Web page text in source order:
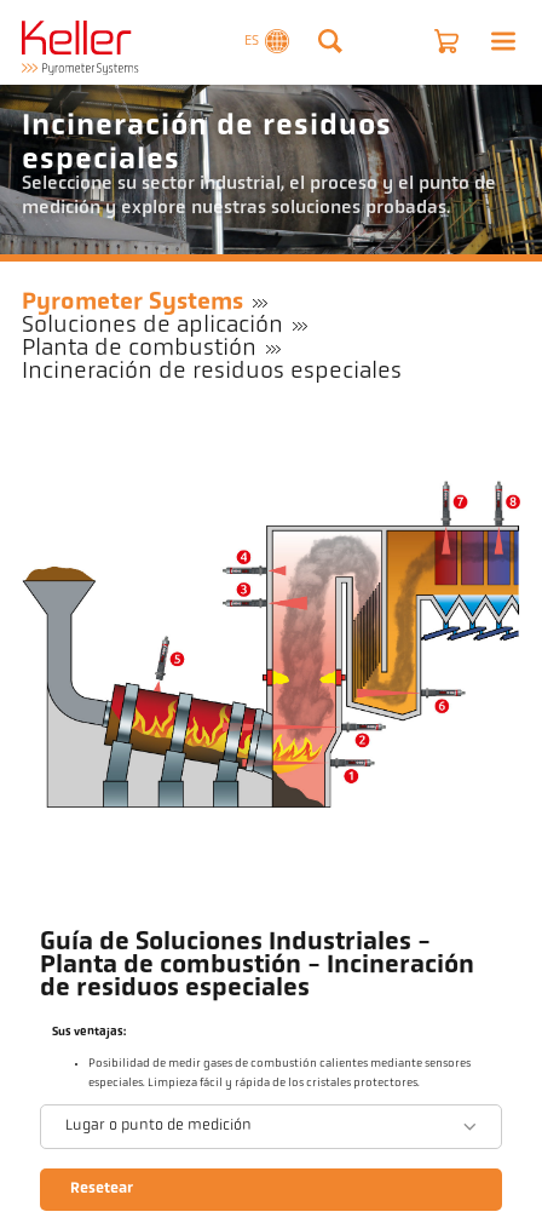
ES
Incineración de residuos
especiales
Seleccione su sector industrial, el proceso y el punto de
medición y explore nuestras soluciones probadas.
Pyrometer Systems
Soluciones de aplicación
Planta de combustión
Incineración de residuos especiales
Guía de Soluciones Industriales -
Planta de combustión - Incineración
de residuos especiales
Sus ventajas:
Posibilidad de medir gases de combustión calientes mediante sensores
especiales. Limpieza fácil y rápida de los cristales protectores.
Lugar o punto de medición
Resetear